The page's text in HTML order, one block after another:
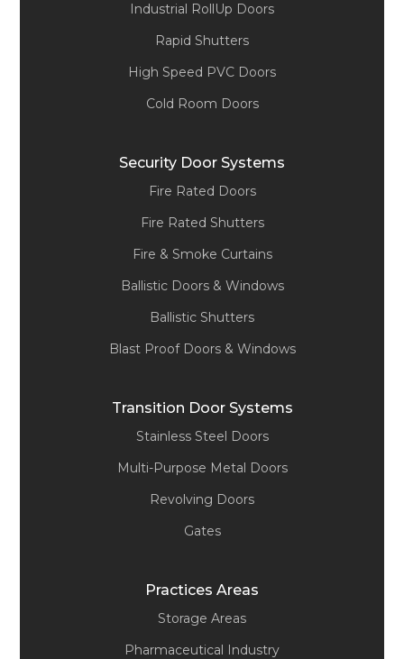
Industrial RollUp Doors
Rapid Shutters
High Speed PVC Doors
Cold Room Doors
Security Door Systems
Fire Rated Doors
Fire Rated Shutters
Fire & Smoke Curtains
Ballistic Doors & Windows
Ballistic Shutters
Blast Proof Doors & Windows
Transition Door Systems
Stainless Steel Doors
Multi-Purpose Metal Doors
Revolving Doors
Gates
Practices Areas
Storage Areas
Pharmaceutical Industry